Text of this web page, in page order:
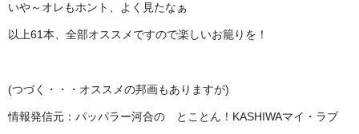
いや～オレもホント、よく見たなぁ
以上61本、全部オススメですので楽しいお籠りを！
(つづく・・・オススメの邦画もありますが)
情報発信元：パッパラー河合の とことん！KASHIWAマイ・ラブ